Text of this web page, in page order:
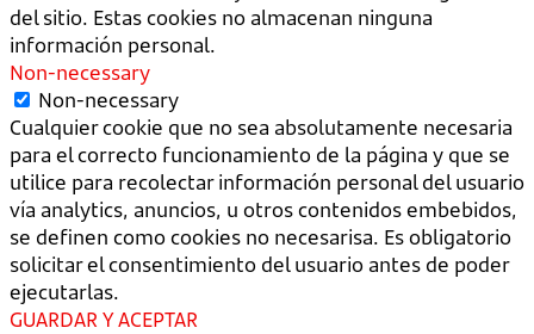
del sitio. Estas cookies no almacenan ninguna
información personal.
Non-necessary
Non-necessary
Cualquier cookie que no sea absolutamente necesaria
para el correcto funcionamiento de la página y que se
utilice para recolectar información personal del usuario
vía analytics, anuncios, u otros contenidos embebidos,
se definen como cookies no necesarisa. Es obligatorio
solicitar el consentimiento del usuario antes de poder
ejecutarlas.
GUARDAR Y ACEPTAR